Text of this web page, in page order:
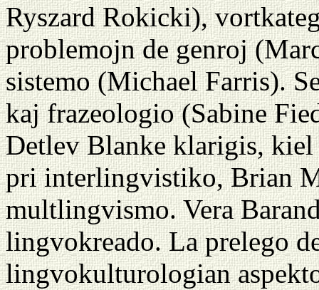
Ryszard Rokicki),
problemojn de genroj
sistemo (Michael Farris).
kaj frazeologio (Sabine
Detlev Blanke klarigis,
pri interlingvistiko, Brian
multlingvismo. Vera
lingvokreado. La prelego
lingvokulturologian